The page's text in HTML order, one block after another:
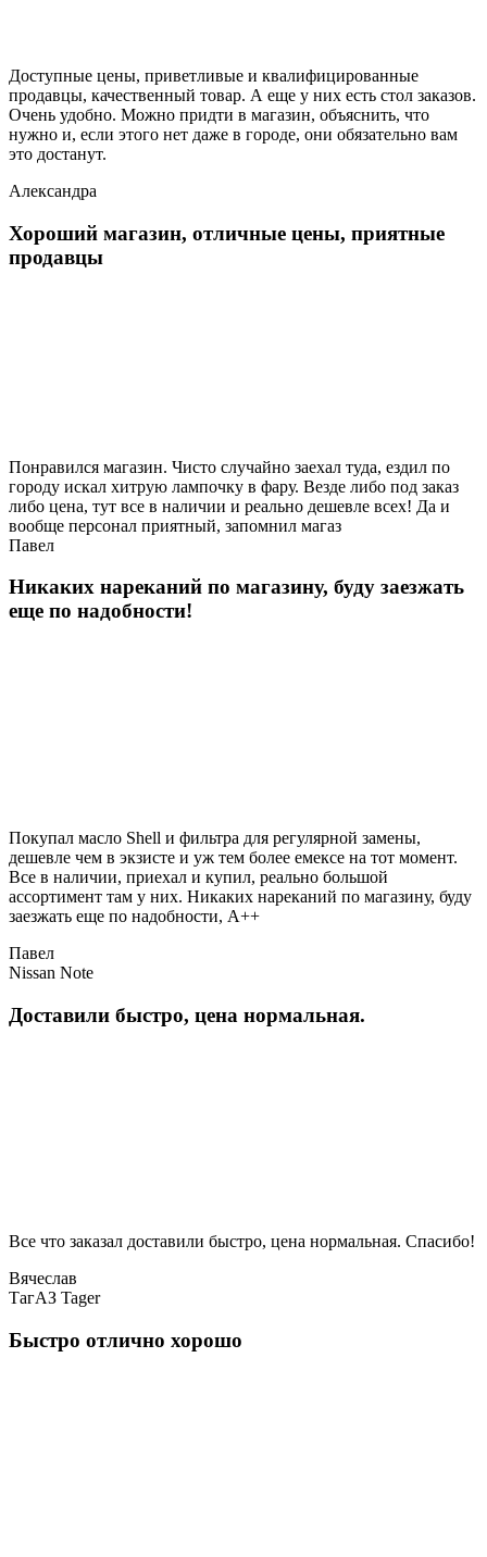
Доступные цены, приветливые и квалифицированные
продавцы, качественный товар. А еще у них есть стол заказов.
Очень удобно. Можно придти в магазин, объяснить, что
нужно и, если этого нет даже в городе, они обязательно вам
это достанут.
Александра
Хороший магазин, отличные цены, приятные
продавцы
Понравился магазин. Чисто случайно заехал туда, ездил по
городу искал хитрую лампочку в фару. Везде либо под заказ
либо цена, тут все в наличии и реально дешевле всех! Да и
вообще персонал приятный, запомнил магаз
Павел
Никаких нареканий по магазину, буду заезжать
еще по надобности!
Покупал масло Shell и фильтра для регулярной замены,
дешевле чем в экзисте и уж тем более емексе на тот момент.
Все в наличии, приехал и купил, реально большой
ассортимент там у них. Никаких нареканий по магазину, буду
заезжать еще по надобности, A++
Павел
Nissan Note
Доставили быстро, цена нормальная.
Все что заказал доставили быстро, цена нормальная. Спасибо!
Вячеслав
ТагАЗ Tager
Быстро отлично хорошо